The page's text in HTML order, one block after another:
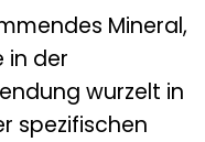
Mineral,
in der
wurzelt in
spezifischen